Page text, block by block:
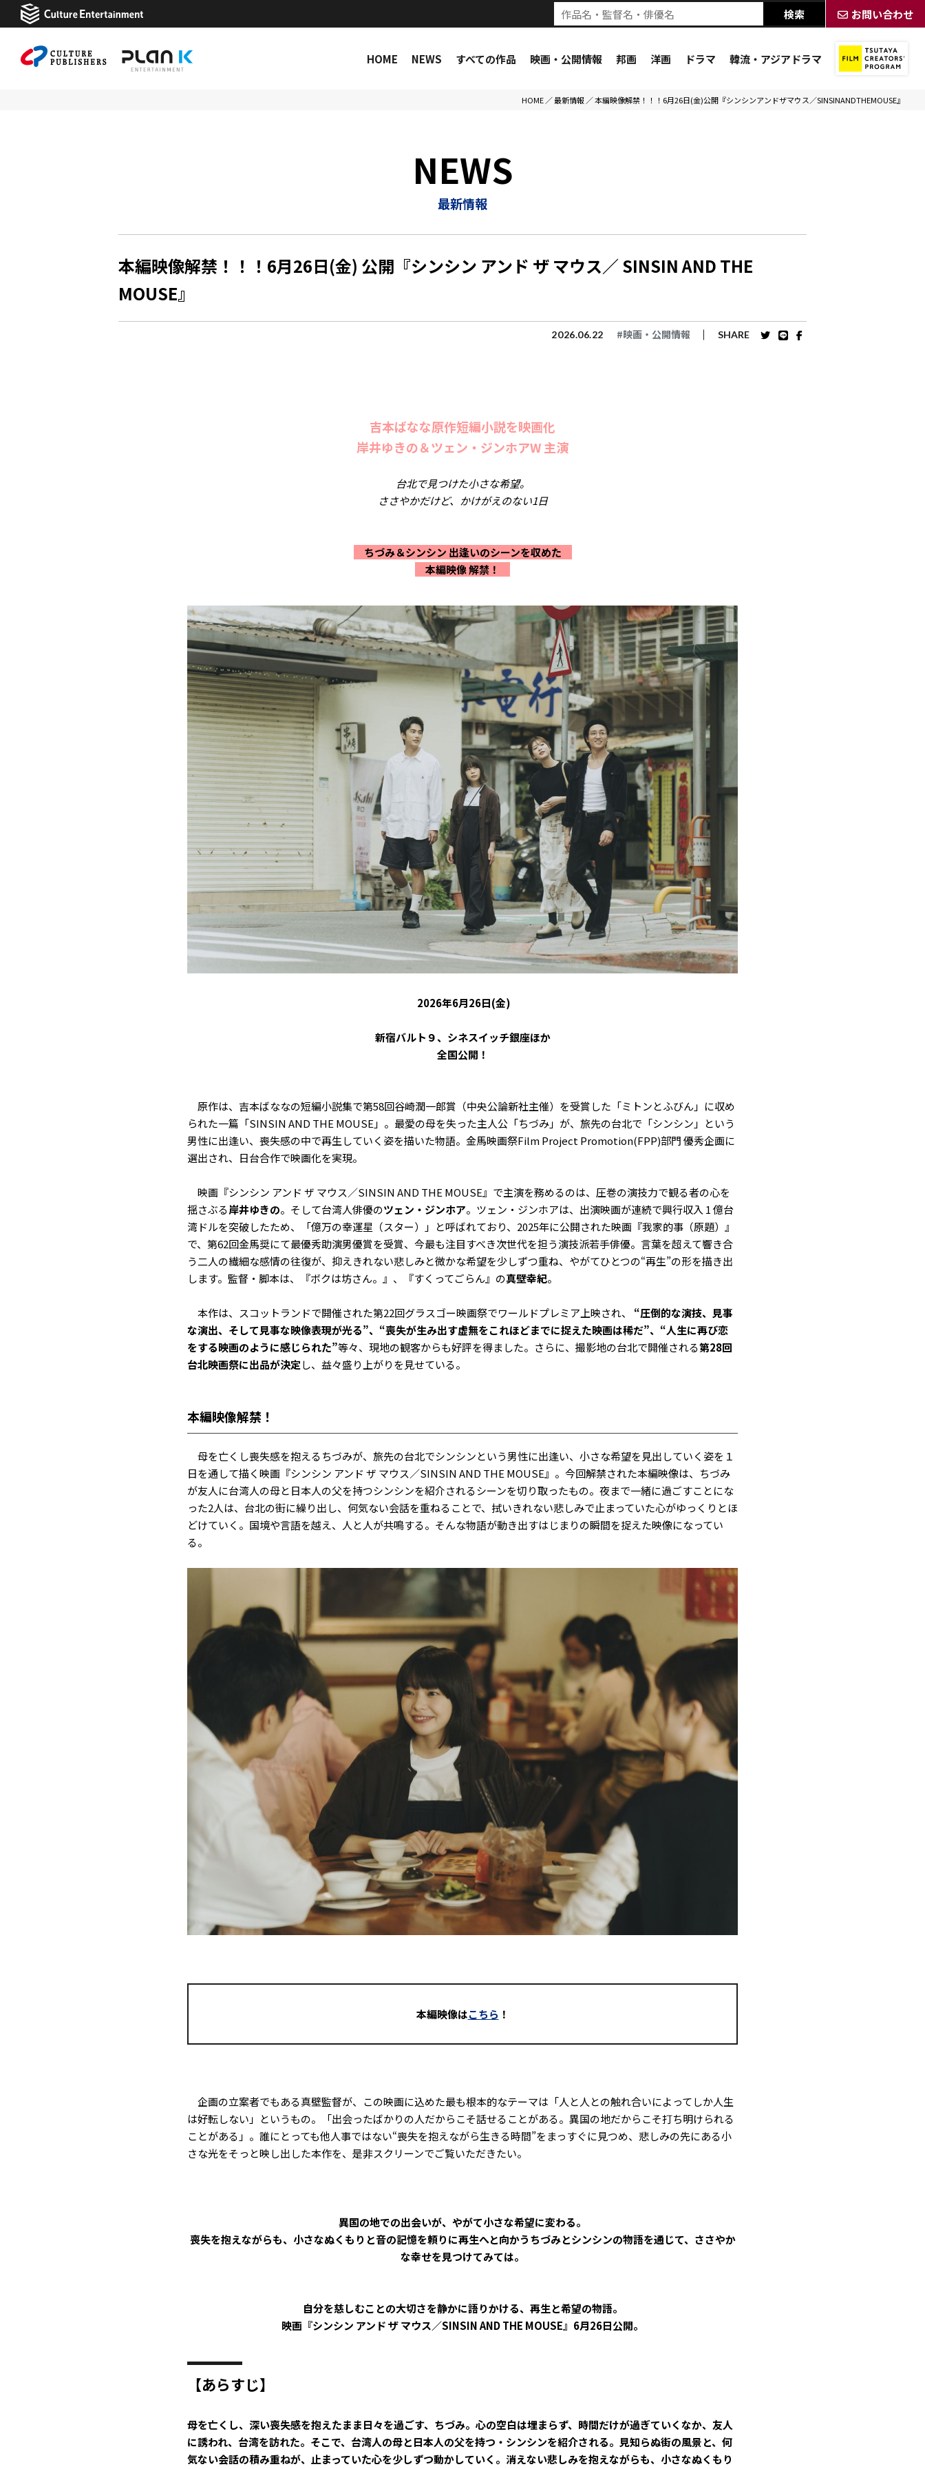
お問い合わせ
HOME NEWS すべての作品 映画・公開情報 邦画 洋画 ドラマ 韓流・アジアドラマ
HOME ／最新情報 ／本編映像解禁！！！6月26日(金)公開『シンシンアンドザマウス／SINSINANDTHEMOUSE』
NEWS
最新情報
本編映像解禁！！！6月26日(金) 公開『シンシン アンド ザ マウス／ SINSIN AND THE
MOUSE』
2026.06.22 #映画・公開情報 SHARE
吉本ばなな原作短編小説を映画化
岸井ゆきの＆ツェン・ジンホアW 主演
台北で見つけた小さな希望。
ささやかだけど、かけがえのない1日
ちづみ＆シンシン 出逢いのシーンを収めた
本編映像 解禁！
2026年6月26日(金)
新宿バルト９、シネスイッチ銀座ほか
全国公開！
原作は、吉本ばななの短編小説集で第58回谷崎潤一郎賞（中央公論新社主催）を受賞した「ミトンとふびん」に収め
られた一篇「SINSIN AND THE MOUSE」。最愛の母を失った主人公「ちづみ」が、旅先の台北で「シンシン」という
男性に出逢い、喪失感の中で再生していく姿を描いた物語。金馬映画祭Film Project Promotion(FPP)部門 優秀企画に
選出され、日台合作で映画化を実現。
映画『シンシン アンド ザ マウス／SINSIN AND THE MOUSE』で主演を務めるのは、圧巻の演技力で観る者の心を
揺さぶる岸井ゆきの。そして台湾人俳優のツェン・ジンホア。ツェン・ジンホアは、出演映画が連続で興行収入 1 億台
湾ドルを突破したため、「億万の幸運星（スター）」と呼ばれており、2025年に公開された映画『我家的事（原題）』
で、第62回金馬奨にて最優秀助演男優賞を受賞、今最も注目すべき次世代を担う演技派若手俳優。言葉を超えて響き合
う二人の繊細な感情の往復が、抑えきれない悲しみと微かな希望を少しずつ重ね、やがてひとつの“再生”の形を描き出
します。監督・脚本は、『ボクは坊さん。』、『すくってごらん』の真壁幸紀。
本作は、スコットランドで開催された第22回グラスゴー映画祭でワールドプレミア上映され、
“圧倒的な演技、見事
な演出、そして見事な映像表現が光る”、“喪失が生み出す虚無をこれほどまでに捉えた映画は稀だ”、“人生に再び恋
をする映画のように感じられた”等々、現地の観客からも好評を得ました。さらに、撮影地の台北で開催される第28回
台北映画祭に出品が決定し、益々盛り上がりを見せている。
本編映像解禁！
母を亡くし喪失感を抱えるちづみが、旅先の台北でシンシンという男性に出逢い、小さな希望を見出していく姿を１
日を通して描く映画『シンシン アンド ザ マウス／SINSIN AND THE MOUSE』。今回解禁された本編映像は、ちづみ
が友人に台湾人の母と日本人の父を持つシンシンを紹介されるシーンを切り取ったもの。夜まで一緒に過ごすことにな
った2人は、台北の街に繰り出し、何気ない会話を重ねることで、拭いきれない悲しみで止まっていた心がゆっくりとほ
どけていく。国境や言語を越え、人と人が共鳴する。そんな物語が動き出すはじまりの瞬間を捉えた映像になってい
る。
本編映像はこちら ！
企画の立案者でもある真壁監督が、この映画に込めた最も根本的なテーマは「人と人との触れ合いによってしか人生
は好転しない」というもの。「出会ったばかりの人だからこそ話せることがある。異国の地だからこそ打ち明けられる
ことがある」。誰にとっても他人事ではない“喪失を抱えながら生きる時間”をまっすぐに見つめ、悲しみの先にある小
さな光をそっと映し出した本作を、是非スクリーンでご覧いただきたい。
異国の地での出会いが、やがて小さな希望に変わる――。
喪失を抱えながらも、小さなぬくもりと音の記憶を頼りに再生へと向かうちづみとシンシンの物語を通じて、ささやか
な幸せを見つけてみては。
自分を慈しむことの大切さを静かに語りかける、再生と希望の物語。
映画『シンシン アンド ザ マウス／SINSIN AND THE MOUSE』6月26日公開。
【あらすじ】
母を亡くし、深い喪失感を抱えたまま日々を過ごす、ちづみ。心の空白は埋まらず、時間だけが過ぎていくなか、友人
に誘われ、台湾を訪れた。そこで、台湾人の母と日本人の父を持つ・シンシンを紹介される。見知らぬ街の風景と、何
気ない会話の積み重ねが、止まっていた心を少しずつ動かしていく。消えない悲しみを抱えながらも、小さなぬくもり